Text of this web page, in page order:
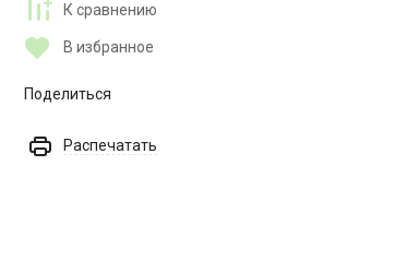
К сравнению
В избранное
Поделиться
Распечатать